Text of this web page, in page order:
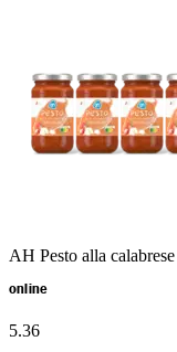
AH Pesto alla
online
5.36